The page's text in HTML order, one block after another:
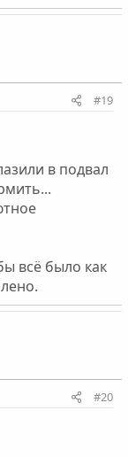
#19
в подвал
всё было как
#20